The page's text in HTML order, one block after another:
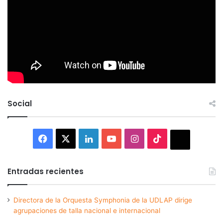
Social
Facebook LinkedInYouTubeInstagram
Entradas recientes
Directora de la Orquesta Symphonia de la UDLAP dirige
agrupaciones de talla nacional e internacional